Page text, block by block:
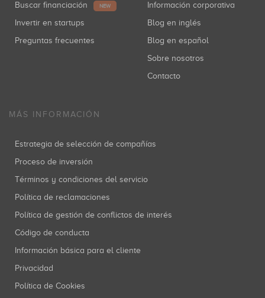
Buscar financiación NEW
Invertir en startups
Preguntas frecuentes
Información corporativa
Blog en inglés
Blog en español
Sobre nosotros
Contacto
MÁS INFORMACIÓN
Estrategia de selección de compañías
Proceso de inversión
Términos y condiciones del servicio
Política de reclamaciones
Política de gestión de conflictos de interés
Código de conducta
Información básica para el cliente
Privacidad
Política de Cookies